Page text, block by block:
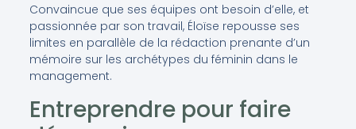
Convaincue que ses équipes ont besoin d’elle, et
passionnée par son travail, Éloïse repousse ses
limites en parallèle de la rédaction prenante d’un
mémoire sur les archétypes du féminin dans le
management.
Entreprendre pour faire